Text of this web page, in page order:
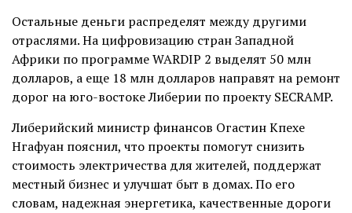
Остальные деньги распределят между другими
отраслями. На цифровизацию стран Западной
Африки по программе WARDIP 2 выделят 50 млн
долларов, а еще 18 млн долларов направят на ремонт
дорог на юго-востоке Либерии по проекту SECRAMP.
Либерийский министр финансов Огастин Кпехе
Нгафуан пояснил, что проекты помогут снизить
стоимость электричества для жителей, поддержат
местный бизнес и улучшат быт в домах. По его
словам, надежная энергетика, качественные дороги